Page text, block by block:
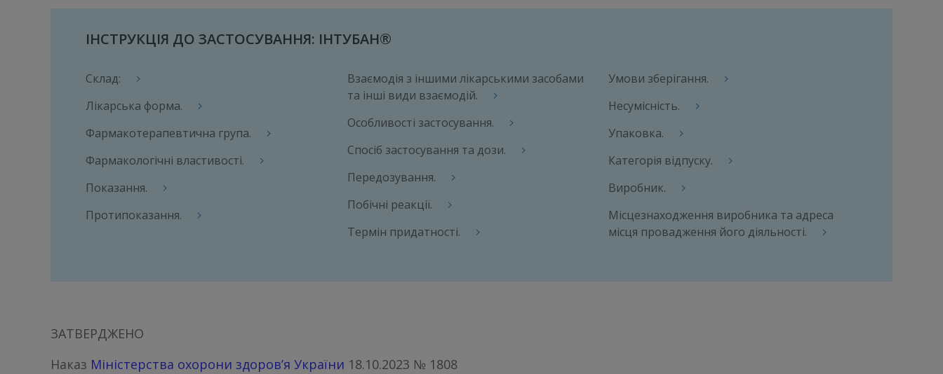
ІНСТРУКЦІЯ ДО ЗАСТОСУВАННЯ: ІНТУБАН®
Склад:
Лікарська форма.
Фармакотерапевтична група.
Фармакологічні властивості.
Показання.
Протипоказання.
Взаємодія з іншими лікарськими засобами
та інші види взаємодій.
Особливості застосування.
Спосіб застосування та дози.
Передозування.
Побічні реакції.
Термін придатності.
Умови зберігання.
Несумісність.
Упаковка.
Категорія відпуску.
Виробник.
Місцезнаходження виробника та адреса
місця провадження його діяльності.
ЗАТВЕРДЖЕНО
Наказ Міністерства охорони здоров’я України 18.10.2023 № 1808